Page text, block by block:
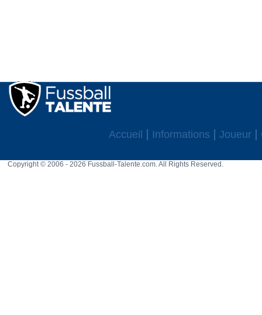
Accueil Informations Joueur
Copyright © 2006 - 2026 Fussball-Talente.com. All Rights Reserved.